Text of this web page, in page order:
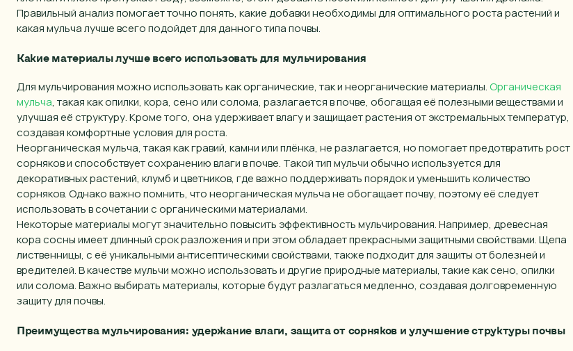
Правильный анализ помогает точно понять, какие добавки необходимы для оптимального роста растений и
какая мульча лучше всего подойдет для данного типа почвы.
Какие материалы лучше всего использовать для мульчирования
Для мульчирования можно использовать как органические, так и неорганические материалы.Органическая
мульча, такая как опилки, кора, сено или солома, разлагается в почве, обогащая её полезными веществами и
улучшая её структуру. Кроме того, она удерживает влагу и защищает растения от экстремальных температур,
создавая комфортные условия для роста.
Неорганическая мульча, такая как гравий, камни или плёнка, не разлагается, но помогает предотвратить рост
сорняков и способствует сохранению влаги в почве. Такой тип мульчи обычно используется для
декоративных растений, клумб и цветников, где важно поддерживать порядок и уменьшить количество
сорняков. Однако важно помнить, что неорганическая мульча не обогащает почву, поэтому её следует
использовать в сочетании с органическими материалами.
Некоторые материалы могут значительно повысить эффективность мульчирования. Например, древесная
кора сосны имеет длинный срок разложения и при этом обладает прекрасными защитными свойствами. Щепа
лиственницы, с её уникальными антисептическими свойствами, также подходит для защиты от болезней и
вредителей. В качестве мульчи можно использовать и другие природные материалы, такие как сено, опилки
или солома. Важно выбирать материалы, которые будут разлагаться медленно, создавая долговременную
защиту для почвы.
Преимущества мульчирования: удержание влаги, защита от сорняков и улучшение структуры почвы
Закрыть
Выберите
Анапа
Барнаул
Батайск
Белгород
ИНН 55415577930